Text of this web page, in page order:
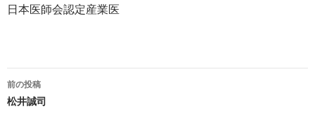
日本医師会認定産業医
投
稿
前の投稿
松井誠司